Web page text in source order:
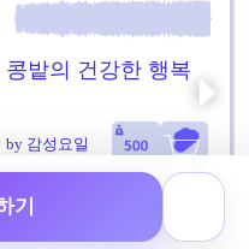
기
콩밭의 건강한 행복
by 감성요일